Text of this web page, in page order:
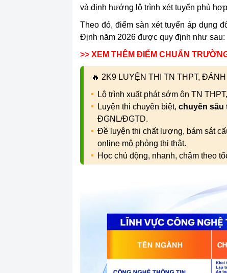
và định hướng lộ trình xét tuyển phù
Theo đó, điểm sàn xét tuyển áp dụng
Định năm 2026 được quy định như sau:
>> XEM THÊM ĐIỂM CHUẨN
🔥 2K9 LUYỆN THI TN THPT,
Lộ trình xuất phát sớm ôn TN
Luyện thi chuyên biệt, chuyên sâu
ĐGNL/ĐGTD.
Đề luyện thi chất lượng, bám sát
online mô phỏng thi thật.
Học chủ động, nhanh, chậm theo